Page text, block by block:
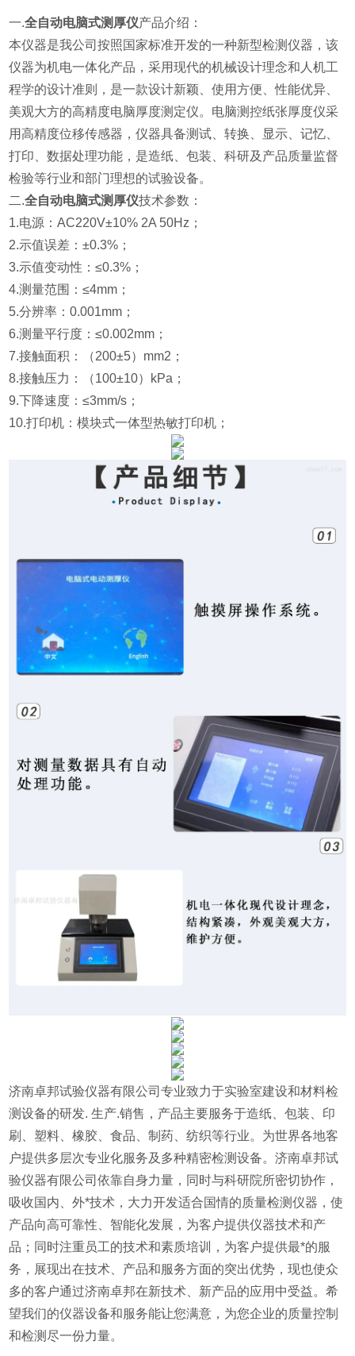
一.全自动电脑式测厚仪产品介绍：
本仪器是我公司按照国家标准开发的一种新型检测仪器，该
仪器为机电一体化产品，采用现代的机械设计理念和人机工
程学的设计准则，是一款设计新颖、使用方便、性能优异、
美观大方的高精度电脑厚度测定仪。电脑测控纸张厚度仪采
用高精度位移传感器，仪器具备测试、转换、显示、记忆、
打印、数据处理功能，是造纸、包装、科研及产品质量监督
检验等行业和部门理想的试验设备。
二.全自动电脑式测厚仪技术参数：
1.电源：AC220V±10% 2A 50Hz；
2.示值误差：±0.3% ；
3.示值变动性：≤0.3%；
4.测量范围：≤4mm；
5.分辨率：0.001mm；
6.测量平行度：≤0.002mm；
7.接触面积：（200±5）mm2；
8.接触压力：（100±10）kPa；
9.下降速度：≤3mm/s；
10.打印机：模块式一体型热敏打印机；
济南卓邦试验仪器有限公司专业致力于实验室建设和材料检
测设备的研发. 生产.销售，产品主要服务于造纸、包装、印
刷、塑料、橡胶、食品、制药、纺织等行业。为世界各地客
户提供多层次专业化服务及多种精密检测设备。济南卓邦试
验仪器有限公司依靠自身力量，同时与科研院所密切协作，
吸收国内、外*技术，大力开发适合国情的质量检测仪器，使
产品向高可靠性、智能化发展，为客户提供仪器技术和产
品；同时注重员工的技术和素质培训，为客户提供最*的服
务，展现出在技术、产品和服务方面的突出优势，现也使众
多的客户通过济南卓邦在新技术、新产品的应用中受益。希
望我们的仪器设备和服务能让您满意，为您企业的质量控制
和检测尽一份力量。